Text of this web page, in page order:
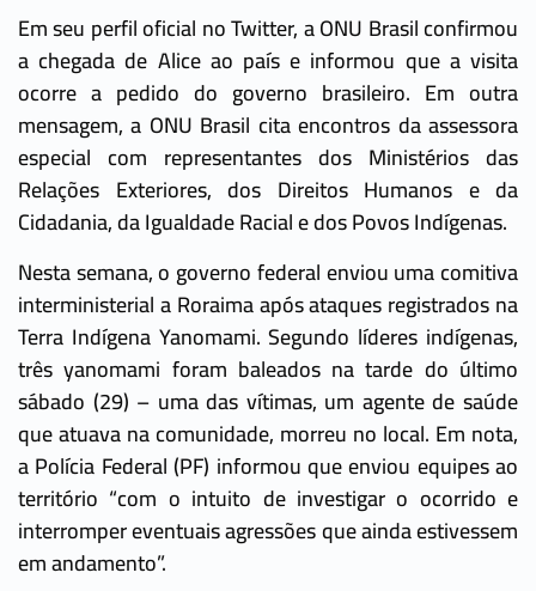
Em seu perfil oficial no Twitter, a ONU Brasil confirmou
a chegada de Alice ao país e informou que a visita
ocorre a pedido do governo brasileiro. Em outra
mensagem, a ONU Brasil cita encontros da assessora
especial com representantes dos Ministérios das
Relações Exteriores, dos Direitos Humanos e da
Cidadania, da Igualdade Racial e dos Povos Indígenas.
Nesta semana, o governo federal enviou uma comitiva
interministerial a Roraima após ataques registrados na
Terra Indígena Yanomami. Segundo líderes indígenas,
três yanomami foram baleados na tarde do último
sábado (29) – uma das vítimas, um agente de saúde
que atuava na comunidade, morreu no local. Em nota,
a Polícia Federal (PF) informou que enviou equipes ao
território “com o intuito de investigar o ocorrido e
interromper eventuais agressões que ainda estivessem
em andamento”.